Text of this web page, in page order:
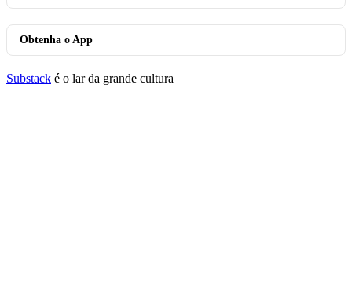
Obtenha o App
Substack é o lar da grande cultura